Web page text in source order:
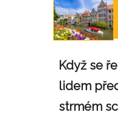
Když se
lidem
strmém